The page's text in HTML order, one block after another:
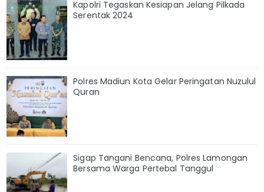
Kapolri Tegaskan Kesiapan Jelang Pilkada
Serentak 2024
Polres Madiun Kota Gelar Peringatan Nuzulul
Quran
Sigap Tangani Bencana, Polres Lamongan
Bersama Warga Pertebal Tanggul